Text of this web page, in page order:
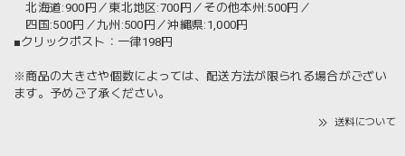
北海道:900円／東北地区:700円／その他本州:500円／
四国:500円／九州:500円／沖縄県:1,000円
■クリックポスト：一律198円
※商品の大きさや個数によっては、配送方法が限られる場合がござい
ます。予めご了承ください。
送料について